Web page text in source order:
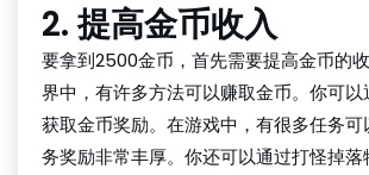
2. 提高金币收入
要拿到2500金币，首先需要提高金币的
界中，有许多方法可以赚取金币。你可
获取金币奖励。在游戏中，有很多任务
务奖励非常丰厚。你还可以通过打怪掉落